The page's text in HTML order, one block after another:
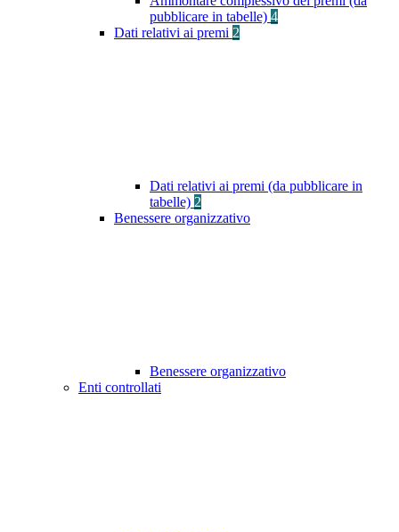
pubblicare in tabelle) 4
Dati relativi ai premi 2
Dati relativi ai premi (da pubblicare in
tabelle) 2
Benessere organizzativo
Benessere organizzativo
Enti controllati